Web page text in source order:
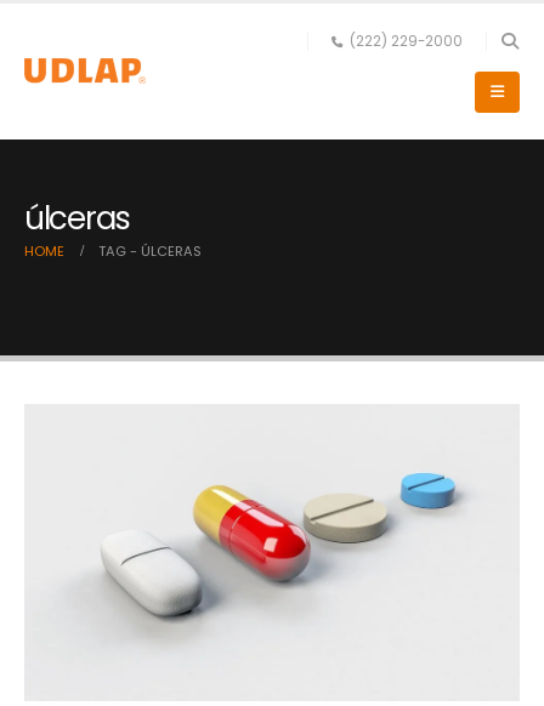
(222) 229-2000
úlceras
HOME TAG - ÚLCERAS